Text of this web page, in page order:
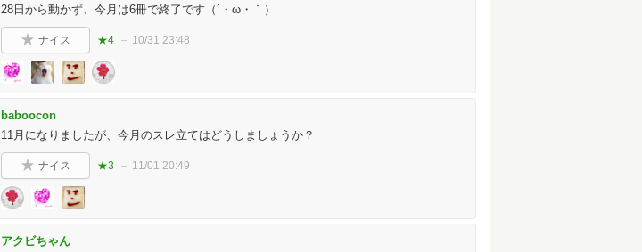
28日から動かず、今月は6冊で終了です（´・ω・｀）
ナイス ★4 10/31 23:48
baboocon
11月になりましたが、今月のスレ立てはどうしましょうか？
ナイス ★3 11/01 20:49
アクビちゃん